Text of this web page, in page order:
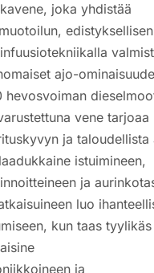
joka yhdistää
edistyksellisen
ajo-
hevosvoiman
vene tarjoaa
ja taloudellista
istuimineen,
ja
luo
kun taas tyylikäs
ja